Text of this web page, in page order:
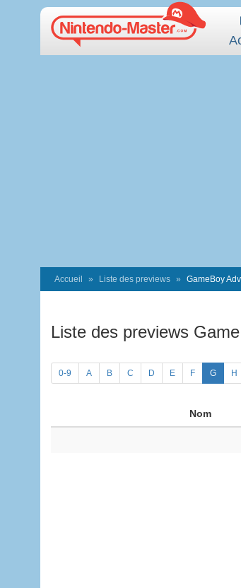
Accueil Liste des previews GameBoy
Liste des previews
0-9 A B C D E F G H
Nom